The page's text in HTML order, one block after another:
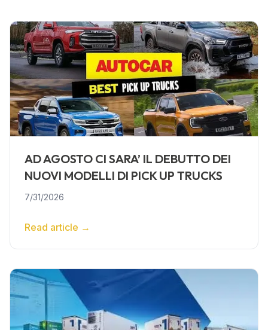
AD AGOSTO CI SARA’ IL DEBUTTO DEI
NUOVI MODELLI DI PICK UP TRUCKS
7/31/2026
Read article →